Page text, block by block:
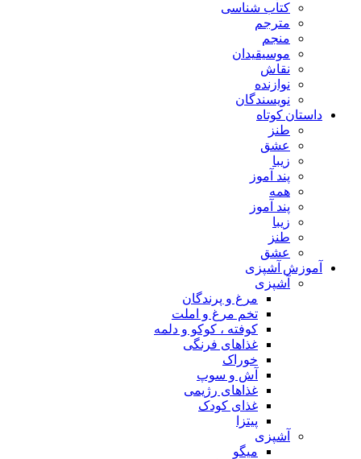
کتاب شناسی
مترجم
منجم
موسیقیدان
نقاش
نوازنده
نویسندگان
داستان کوتاه
طنز
عشق
زیبا
پند آموز
همه
پند آموز
زیبا
طنز
عشق
آموزش آشپزی
آشپزی
مرغ و پرندگان
تخم مرغ و املت
کوفته ، کوکو و دلمه
غذاهای فرنگی
خوراک
آش و سوپ
غذاهای رژیمی
غذای کودک
پیتزا
آشپزی
میگو